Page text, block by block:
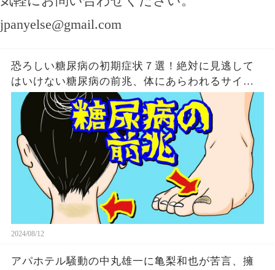
jpanyelse@gmail.com
恐ろしい糖尿病の初期症状７選！絶対に見逃して
はいけない糖尿病の前兆、体にあらわれるサイン
とは？
2024/08/12
アパホテル騒動の中丸雄一に亀梨和也が苦言、擁